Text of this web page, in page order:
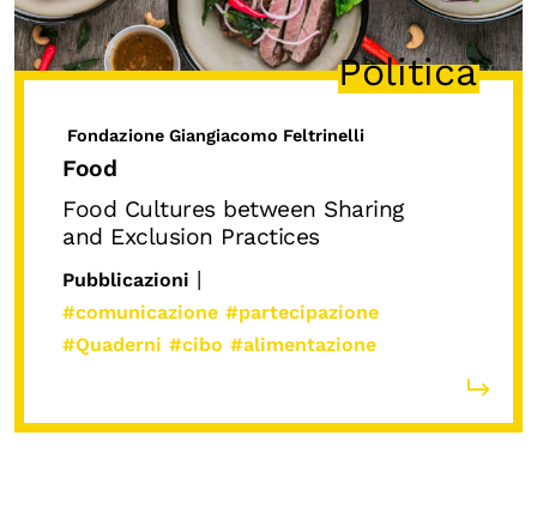
Biblioteca
Mostre digitali
I CONTENUTI
Osservatori di ricerca
Progetti Nazionali
Progetti Internazionali
Pubblicazioni
Storie di Resistenza, ottant’anni dopo
Politica
Fondazione Giangiacomo Feltrinelli
Food
Food Cultures between Sharing
and Exclusion Practices
Pubblicazioni |
#comunicazione #partecipazione
#Quaderni #cibo #alimentazione